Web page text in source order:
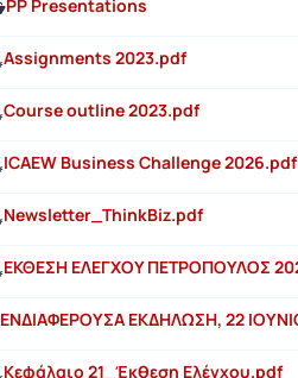
PP Presentations
Assignments 2023.pdf
Course outline 2023.pdf
ICAEW Business Challenge 2026.pdf
Newsletter_ThinkBiz.pdf
ΕΚΘΕΣΗ ΕΛΕΓΧΟΥ ΠΕΤΡΟΠΟΥΛΟΣ
ΕΝΔΙΑΦΕΡΟΥΣΑ ΕΚΔΗΛΩΣΗ, 22
Κεφάλαιο 21_Έκθεση Ελέγχου.pdf